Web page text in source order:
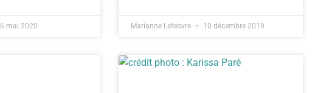
6 mai 2020 Marianne Lefebvre 10 décembre 2019